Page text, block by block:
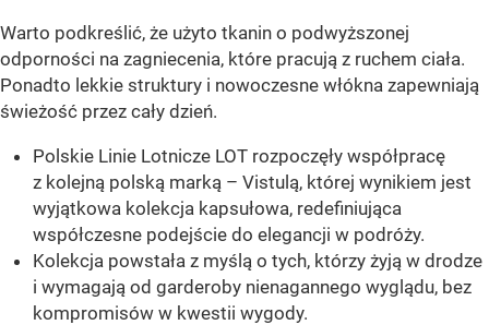
Warto podkreślić, że użyto tkanin o podwyższonej
odporności na zagniecenia, które pracują z ruchem ciała.
Ponadto lekkie struktury i nowoczesne włókna zapewniają
świeżość przez cały dzień.
Polskie Linie Lotnicze LOT rozpoczęły współpracę
z kolejną polską marką – Vistulą, której wynikiem jest
wyjątkowa kolekcja kapsułowa, redefiniująca
współczesne podejście do elegancji w podróży.
Kolekcja powstała z myślą o tych, którzy żyją w drodze
i wymagają od garderoby nienagannego wyglądu, bez
kompromisów w kwestii wygody.